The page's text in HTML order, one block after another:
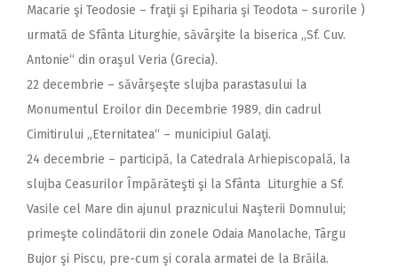
Macarie şi Teodosie – fraţii şi Epiharia şi Teodota – surorile )
urmată de Sfânta Liturghie, săvârşite la biserica „Sf. Cuv.
Antonie“ din oraşul Veria (Grecia).
22 decembrie – săvârşeşte slujba parastasului la
Monumentul Eroilor din Decembrie 1989, din cadrul
Cimitirului „Eternitatea“ – municipiul Galaţi.
24 decembrie – participă, la Catedrala Arhiepiscopală, la
slujba Ceasurilor Împărăteşti şi la Sfânta Liturghie a Sf.
Vasile cel Mare din ajunul praznicului Naşterii Domnului;
primeşte colindătorii din zonele Odaia Manolache, Târgu
Bujor şi Piscu, pre-cum şi corala armatei de la Brăila.